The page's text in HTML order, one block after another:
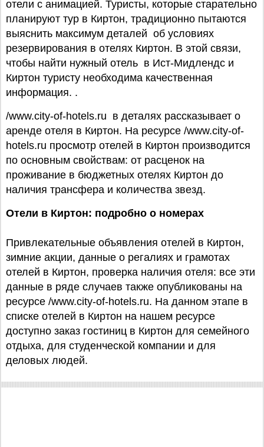
отели с анимацией. Туристы, которые старательно
планируют тур в Киртон, традиционно пытаются
выяснить максимум деталей об условиях
резервирования в отелях Киртон. В этой связи,
чтобы найти нужный отель в Ист-Мидлендс и
Киртон туристу необходима качественная
информация. .
/www.city-of-hotels.ru в деталях рассказывает о
аренде отеля в Киртон. На ресурсе /www.city-of-
hotels.ru просмотр отелей в Киртон производится
по основным свойствам: от расценок на
проживание в бюджетных отелях Киртон до
наличия трансфера и количества звезд.
Отели в Киртон: подробно о номерах
Привлекательные объявления отелей в Киртон,
зимние акции, данные о регалиях и грамотах
отелей в Киртон, проверка наличия отеля: все эти
данные в ряде случаев также опубликованы на
ресурсе /www.city-of-hotels.ru. На данном этапе в
списке отелей в Киртон на нашем ресурсе
доступно заказ гостиниц в Киртон для семейного
отдыха, для студенческой компании и для
деловых людей.